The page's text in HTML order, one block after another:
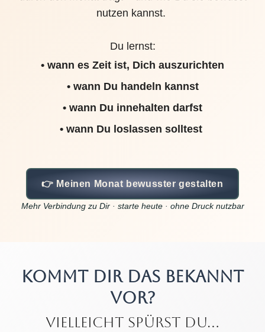
nutzen kannst.
Du lernst:
• wann es Zeit ist, Dich auszurichten
• wann Du handeln kannst
• wann Du innehalten darfst
• wann Du loslassen solltest
👉 Meinen Monat bewusster gestalten
Mehr Verbindung zu Dir · starte heute · ohne Druck nutzbar
KOMMT DIR DAS BEKANNT
VOR?
vielleicht spürst Du...